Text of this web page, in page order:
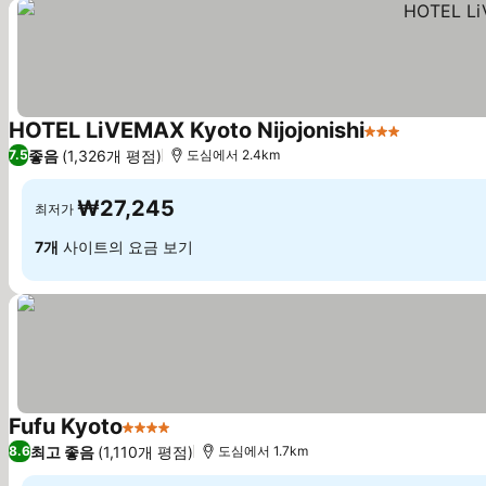
HOTEL LiVEMAX Kyoto Nijojonishi3 성급
7.5좋음 (1,326개 평점) 도심에서 2.4km
최저가 ₩27,245
7개 사이트의 요금 보기
Fufu Kyoto4 성급 요금 보기
8.6최고 좋음 (1,110개 평점) 도심에서 1.7km